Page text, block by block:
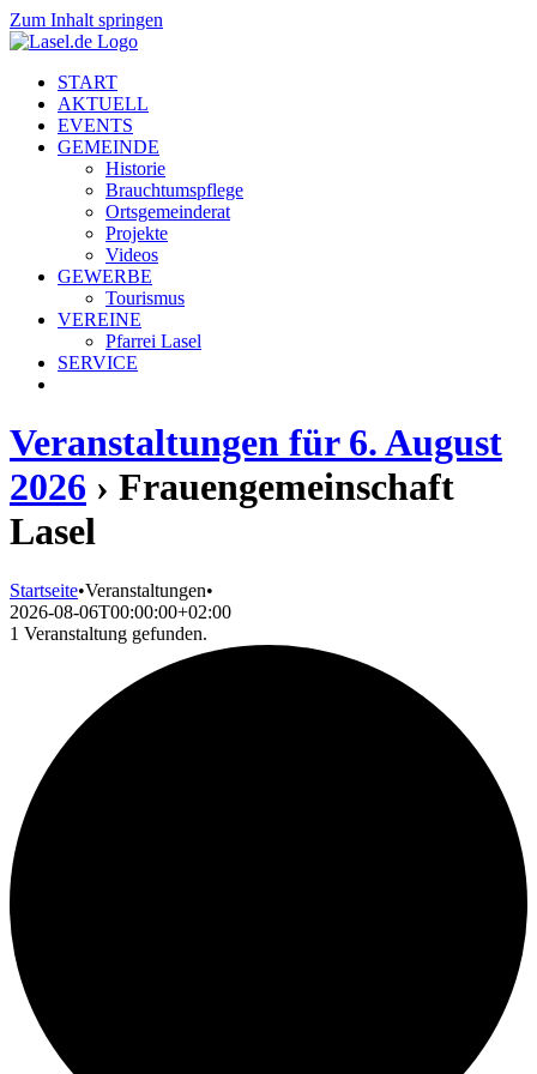
Zum Inhalt springen
START
AKTUELL
EVENTS
GEMEINDE
Historie
Brauchtumspflege
Ortsgemeinderat
Projekte
Videos
GEWERBE
Tourismus
VEREINE
Pfarrei Lasel
SERVICE
Veranstaltungen für 6. August
2026 › Frauengemeinschaft
Lasel
Startseite•Veranstaltungen•
2026-08-06T00:00:00+02:00
1 Veranstaltung gefunden.